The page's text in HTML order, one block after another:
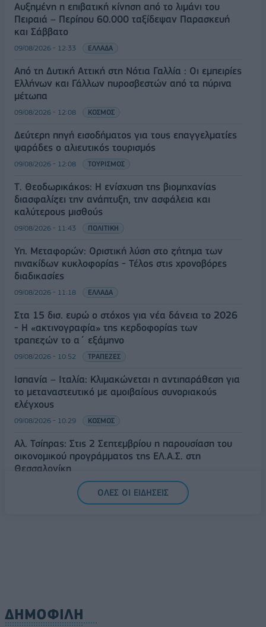
Αυξημένη η επιβατική κίνηση από το λιμάνι του
Πειραιά – Περίπου 60.000 ταξίδεψαν Παρασκευή
και Σάββατο
09/08/2026 - 12:33 ΕΛΛΑΔΑ
Από τη Δυτική Αττική στη Νότια Γαλλία : Οι εμπειρίες
Ελλήνων και Γάλλων πυροσβεστών από τα πύρινα
μέτωπα
09/08/2026 - 12:08 ΚΟΣΜΟΣ
Δεύτερη πηγή εισοδήματος για τους επαγγελματίες
ψαράδες ο αλιευτικός τουρισμός
09/08/2026 - 12:08 ΤΟΥΡΙΣΜΟΣ
Τ. Θεοδωρικάκος: Η ενίσχυση της βιομηχανίας
διασφαλίζει την ανάπτυξη, την ασφάλεια και
καλύτερους μισθούς
09/08/2026 - 11:43 ΠΟΛΙΤΙΚΗ
Υπ. Μεταφορών: Οριστική λύση στο ζήτημα των
πινακίδων κυκλοφορίας - Τέλος στις χρονοβόρες
διαδικασίες
09/08/2026 - 11:18 ΕΛΛΑΔΑ
Στα 15 δισ. ευρώ ο στόχος για νέα δάνεια το 2026
- Η «ακτινογραφία» της κερδοφορίας των
τραπεζών το α΄ εξάμηνο
09/08/2026 - 10:52 ΤΡΑΠΕΖΕΣ
Ισπανία – Ιταλία: Κλιμακώνεται η αντιπαράθεση για
το μεταναστευτικό με αμοιβαίους συνοριακούς
ελέγχους
09/08/2026 - 10:29 ΚΟΣΜΟΣ
Αλ. Τσίπρας: Στις 2 Σεπτεμβρίου η παρουσίαση του
οικονομικού προγράμματος της ΕΛ.Α.Σ. στη
Θεσσαλονίκη
ΠΟΛΙΤΙΚΗ
Κορυφώνεται η έξοδος του Αυγούστου – Πάνω από
ΟΛΕΣ ΟΙ ΕΙΔΗΣΕΙΣ
ΔΗΜΟΦΙΛΗ